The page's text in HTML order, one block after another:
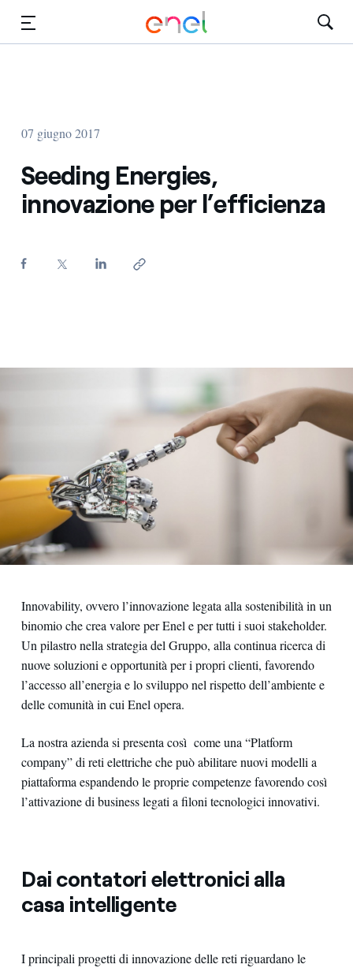
07 giugno 2017
Seeding Energies,
innovazione per l’efficienza
Innovability, ovvero l’innovazione legata alla sostenibilità in un
binomio che crea valore per Enel e per tutti i suoi stakeholder.
Un pilastro nella strategia del Gruppo, alla continua ricerca di
nuove soluzioni e opportunità per i propri clienti, favorendo
l’accesso all’energia e lo sviluppo nel rispetto dell’ambiente e
delle comunità in cui Enel opera.
La nostra azienda si presenta così come una “Platform
company” di reti elettriche che può abilitare nuovi modelli a
piattaforma espandendo le proprie competenze favorendo così
l’attivazione di business legati a filoni tecnologici innovativi.
Dai contatori elettronici alla
casa intelligente
I principali progetti di innovazione delle reti riguardano le